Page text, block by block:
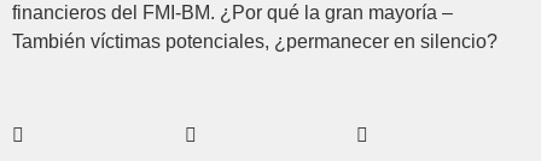
financieros del FMI-BM. ¿Por qué la gran mayoría –
También víctimas potenciales, ¿permanecer en silencio?